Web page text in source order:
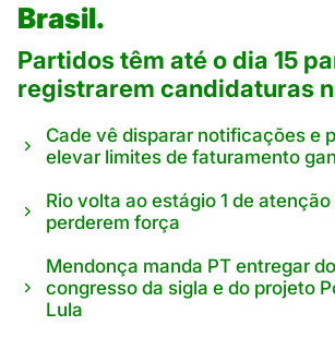
Brasil.
Partidos têm até o dia 15
registrarem candidaturas
Cade vê disparar notificações e
elevar limites de faturamento
Rio volta ao estágio 1 de
perderem força
Mendonça manda PT entregar
congresso da sigla e do projeto
Lula